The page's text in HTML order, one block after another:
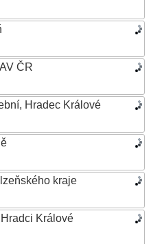
ČR
Hradec Králové
kraje
Králové